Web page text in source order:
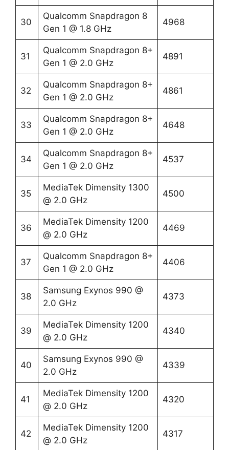
30
Qualcomm Snapdragon 8
Gen 1 @ 1.8 GHz
4968
31
Qualcomm Snapdragon 8+
Gen 1 @ 2.0 GHz
4891
32
Qualcomm Snapdragon 8+
Gen 1 @ 2.0 GHz
4861
33
Qualcomm Snapdragon 8+
Gen 1 @ 2.0 GHz
4648
34
Qualcomm Snapdragon 8+
Gen 1 @ 2.0 GHz
4537
35
MediaTek Dimensity 1300
@ 2.0 GHz
4500
36
MediaTek Dimensity 1200
@ 2.0 GHz
4469
37
Qualcomm Snapdragon 8+
Gen 1 @ 2.0 GHz
4406
38
Samsung Exynos 990 @
2.0 GHz
4373
39
MediaTek Dimensity 1200
@ 2.0 GHz
4340
40
Samsung Exynos 990 @
2.0 GHz
4339
41
MediaTek Dimensity 1200
@ 2.0 GHz
4320
42
MediaTek Dimensity 1200
@ 2.0 GHz
4317